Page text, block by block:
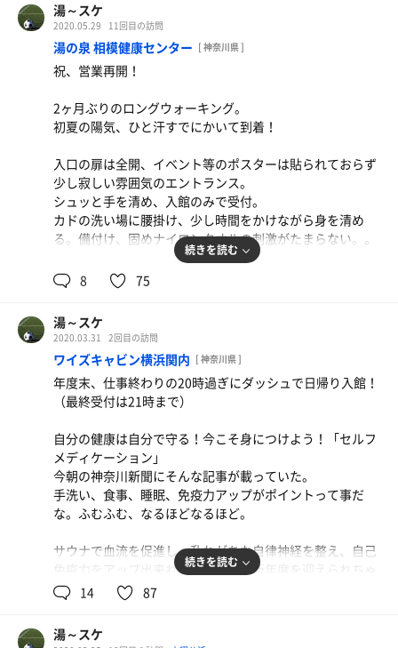
湯～スケ
2020.05.29 11回目の訪問
湯の泉 相模健康センター [ 神奈川県 ]
祝、営業再開！
2ヶ月ぶりのロングウォーキング。
初夏の陽気、ひと汗すでにかいて到着！
入口の扉は全開、イベント等のポスターは貼られておらず
少し寂しい雰囲気のエントランス。
シュッと手を清め、入館のみで受付。
カドの洗い場に腰掛け、少し時間をかけながら身を清め
る。備付け、固めナイロンタオルの刺激がたまらない。。
サ室を横目に、まずは草津の露天へ。
腰まで浸かり硫黄の香りと白濁色の湯をのんびり楽しむ。
お次は薬湯（通称チンピリ）。
壁の薬草パネルが全て無くなり、「薬湯入浴の仕方」的な
ボードが新たに設置されていた。
薬湯写真、地味に好きだったんだけどなぁ。。
マラナイ刺激♪
下準備も完了、いざキックオフ！
4-3-3-3のフォーメーション（オレンジマットの布陣）。
DF最上段は4枚、中盤から下は3枚づつ13人で満席の仕様
新しい生活様式の中、変わらず灼熱の最上段にスタンバ
イ。ダバダバと汗が噴き出る。。
たやつ）
続きを読む
8 75
湯～スケ
2020.03.31 2回目の訪問
ワイズキャビン横浜関内 [ 神奈川県 ]
年度末、仕事終わりの20時過ぎにダッシュで日帰り入館！
（最終受付は21時まで）
自分の健康は自分で守る！今こそ身につけよう！「セルフ
メディケーション」
今朝の神奈川新聞にそんな記事が載っていた。
手洗い、食事、睡眠、免疫力アップがポイントって事だ
な。ふむふむ、なるほどなるほど。
サウナで血流を促進し、乱れがちな自律神経を整え、自己
免疫力をアップ出来れば気持ちよく新年度を迎えられちゃ
うんじゃないか。。
そんな事を遅めの昼食時に考えていました。
テレビの雑音もない小さな部屋でひとりスッキリと汗を流
続きを読む
14 87
湯～スケ